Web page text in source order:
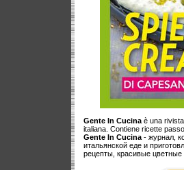
Gente In Cucina è una
italiana. Contiene ricette
Gente In Cucina - журнал,
итальянской еде и
рецепты, красивые